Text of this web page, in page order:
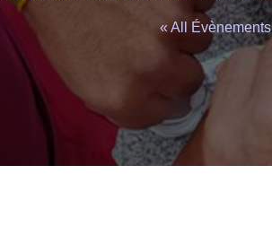
« All Évènements